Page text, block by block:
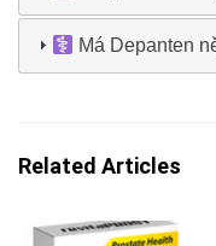
Má Depanten
Related Articles